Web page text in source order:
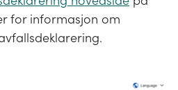
for informasjon om